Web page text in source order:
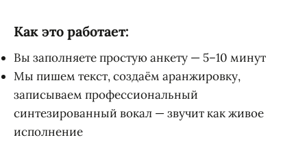
Как это работает:
Вы заполняете простую анкету — 5–10 минут
Мы пишем текст, создаём аранжировку,
записываем профессиональный
синтезированный вокал — звучит как живое
исполнение